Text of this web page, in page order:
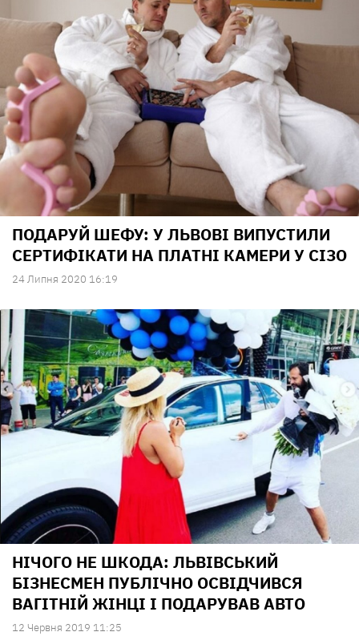
ПОДАРУЙ ШЕФУ: У ЛЬВОВІ ВИПУСТИЛИ
СЕРТИФІКАТИ НА ПЛАТНІ КАМЕРИ У СІЗО
24 Липня 2020 16:19
НІЧОГО НЕ ШКОДА: ЛЬВІВСЬКИЙ
БІЗНЕСМЕН ПУБЛІЧНО ОСВІДЧИВСЯ
ВАГІТНІЙ ЖІНЦІ І ПОДАРУВАВ АВТО
12 Червня 2019 11:25